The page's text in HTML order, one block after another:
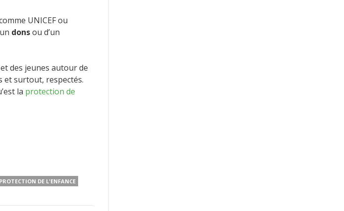
UNICEF ou
donsou d’un
des jeunes autour de
et surtout, respectés.
la protection de
DE L'ENFANCE